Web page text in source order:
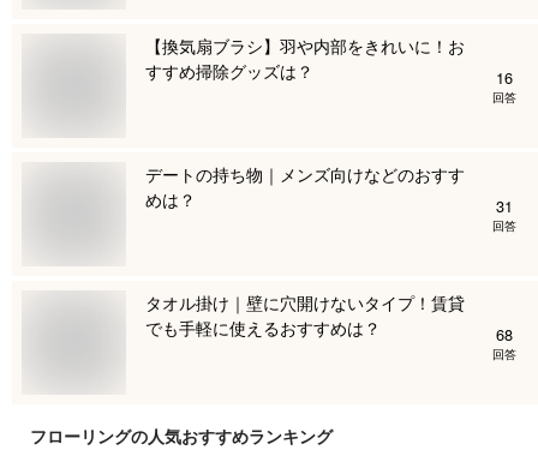
【換気扇ブラシ】羽や内部をきれいに！お
すすめ掃除グッズは？
16
回答
デートの持ち物｜メンズ向けなどのおすす
めは？
31
回答
タオル掛け｜壁に穴開けないタイプ！賃貸
でも手軽に使えるおすすめは？
68
回答
フローリングの人気おすすめランキング